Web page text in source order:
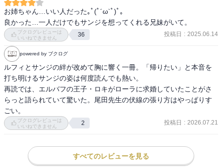
お姉ちゃん…いい人だった｡ﾟ(ﾟ´ω`ﾟ)ﾟ｡
良かった…一人だけでもサンジを想ってくれる兄妹がいて。
ブクログレビューは
いいねできません
36 投稿日 : 2025.06.14
powered by ブクログ
ルフィとサンジの絆が改めて胸に響く一冊。「帰りたい」と本音を
打ち明けるサンジの姿は何度読んでも熱い。
再読では、エルバフの王子・ロキがローラに求婚していたことがさ
らっと語られていて驚いた。尾田先生の伏線の張り方はやっぱりす
ごい。
ブクログレビューは
いいねできません
2 投稿日 : 2026.07.21
すべてのレビューを見る